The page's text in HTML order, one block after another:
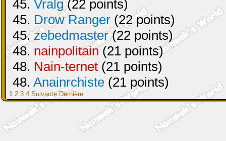
45. Vralg(22 points)
45. Drow Ranger (22 points)
45.zebedmaster(22 points)
48. nainpolitain(21 points)
48. Nain-ternet (21 points)
48. Anainrchiste (21 points)
1 2 3 4 Suivante Dernière